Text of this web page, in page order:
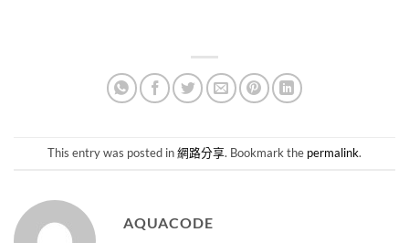
This entry was posted in網路分享. Bookmark the permalink.
AQUACODE